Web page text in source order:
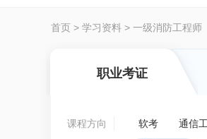
首页 > 学习资料 > 一级消防工程师
职业考证
课程方向 软考 通信